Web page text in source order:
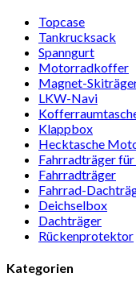
Topcase
Tan­kruck­sack
Spann­gurt
Motor­rad­koffer
Magnet-
LKW-Navi
Klappbox
Heck­ta­sche
Fahr­rad­träger
Fahr­rad­träger
Fahrrad-
Deich­selbox
Dach­träger
Rücken­pro­tektor
Kategorien